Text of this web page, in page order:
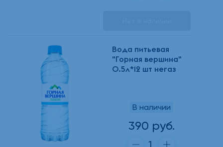
Вода питьевая
"Горная вершина"
0.5л*12 шт негаз
В наличии
390 руб.